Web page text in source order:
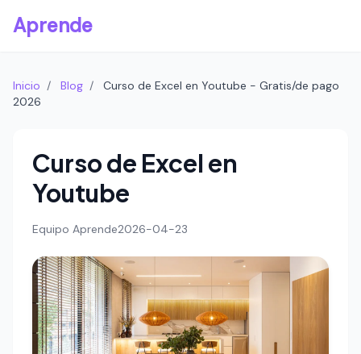
Aprende
Inicio / Blog /
Curso de Excel en Youtube - Gratis/de pago
2026
Curso de Excel en
Youtube
Equipo Aprende2026-04-23